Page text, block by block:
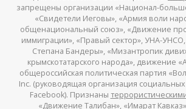
запрещены организации «Национал-
«Свидетели Иеговы», «Армия воли
общенациональный союз», «Движение
иммиграции», «Правый сектор», УНА-
Степана Бандеры», «Мизантропик
крымскотатарского народа», движение
общероссийская политическая партия
Inc. (руководящая организация
Facebook). Признаны
«Движение Талибан», «Имарат